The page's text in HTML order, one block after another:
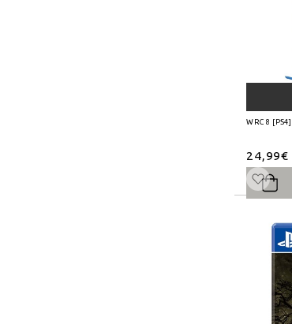
WRC 8 [PS4]
24,99€